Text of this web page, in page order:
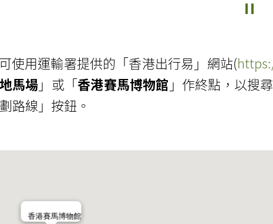
使用運輸署提供的「香港出行易」網站(
馬場」或「香港賽馬博物館 」作終點，以搜
路線」按鈕。
香港賽馬博物館